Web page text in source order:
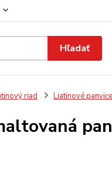
Hľadať
riad Liatinové panvice